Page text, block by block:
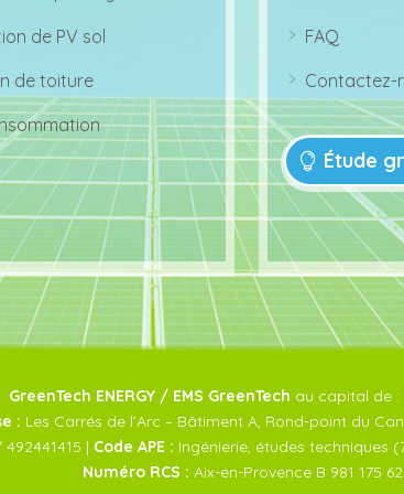
de PV sol
de toiture
ic
ri
g
ic
o
n
o
ri
g
ht
ic
o
n
o
w
ri
g
ht
ic
o
n
FAQ
ar
r
o
w
ri
g
ht
ic
n
Contactez-
Étude
GreenTech ENERGY / EMS GreenTech au capital de
: Les Carrés de l’Arc – Bâtiment A, Rond-point du
492441415 | Code APE : Ingénierie, études techniques
Numéro RCS : Aix-en-Provence B 981 175